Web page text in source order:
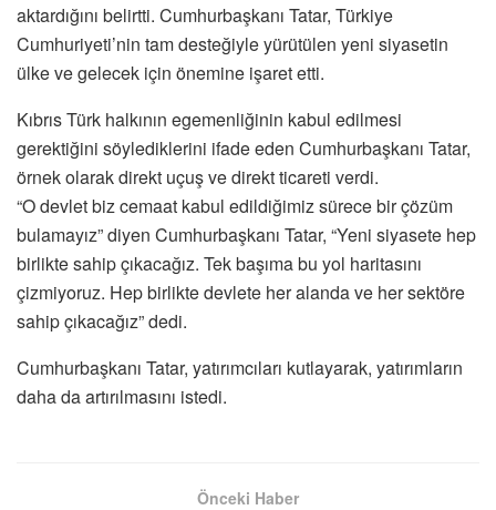
aktardığını belirtti. Cumhurbaşkanı Tatar, Türkiye
Cumhuriyeti’nin tam desteğiyle yürütülen yeni siyasetin
ülke ve gelecek için önemine işaret etti.
Kıbrıs Türk halkının egemenliğinin kabul edilmesi
gerektiğini söylediklerini ifade eden Cumhurbaşkanı Tatar,
örnek olarak direkt uçuş ve direkt ticareti verdi.
“O devlet biz cemaat kabul edildiğimiz sürece bir çözüm
bulamayız” diyen Cumhurbaşkanı Tatar, “Yeni siyasete hep
birlikte sahip çıkacağız. Tek başıma bu yol haritasını
çizmiyoruz. Hep birlikte devlete her alanda ve her sektöre
sahip çıkacağız” dedi.
Cumhurbaşkanı Tatar, yatırımcıları kutlayarak, yatırımların
daha da artırılmasını istedi.
Önceki Haber